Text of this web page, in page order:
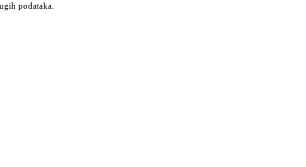
podataka.